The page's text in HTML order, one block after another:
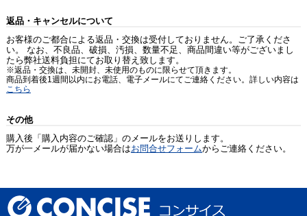
返品・キャンセルについて
お客様のご都合による返品・交換は受付しておりません。ご了承くださ
い。 なお、不良品、破損、汚損、数量不足、商品間違い等がございまし
たら弊社送料負担にてお取り替え致します。
※返品・交換は、未開封、未使用のものに限らせて頂きます。
商品到着後1週間以内にお電話、電子メールにてご連絡ください。詳しい内容は
こちら
その他
購入後「購入内容のご確認」のメールをお送りします。
万が一メールが届かない場合はお問合せフォームからご連絡ください。